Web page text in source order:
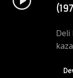
Deli